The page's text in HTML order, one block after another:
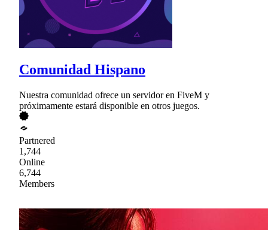
Comunidad Hispano
Nuestra comunidad ofrece un servidor en FiveM y
próximamente estará disponible en otros juegos.
Partnered
1,744
Online
6,744
Members